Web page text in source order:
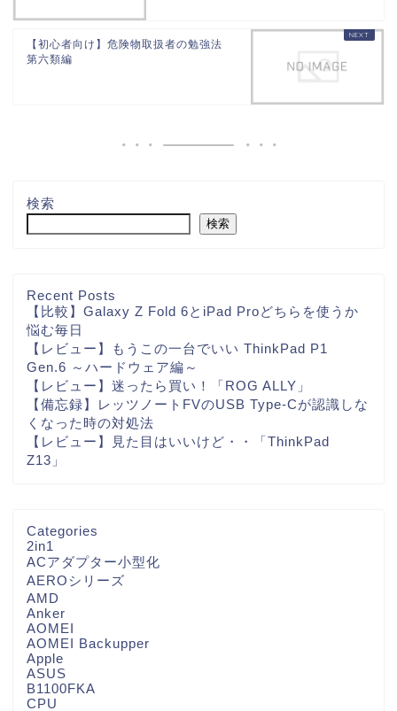
【初心者向け】危険物取扱者の勉強法
第六類編
検索
検索
Recent Posts
【比較】Galaxy Z Fold 6とiPad Proどちらを使うか
悩む毎日
【レビュー】もうこの一台でいい ThinkPad P1
Gen.6 ～ハードウェア編～
【レビュー】迷ったら買い！「ROG ALLY」
【備忘録】レッツノートFVのUSB Type-Cが認識しな
くなった時の対処法
【レビュー】見た目はいいけど・・「ThinkPad
Z13」
Categories
2in1
ACアダプター小型化
AEROシリーズ
AMD
Anker
AOMEI
AOMEI Backupper
Apple
ASUS
B1100FKA
CPU